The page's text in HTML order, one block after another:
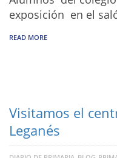
exposición en el
READ MORE
Visitamos el
Leganés